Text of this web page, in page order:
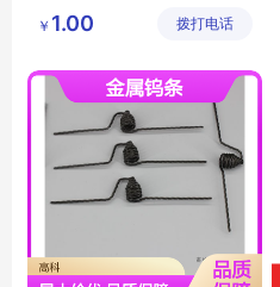
有限公司
￥ 1.00 拨打电话